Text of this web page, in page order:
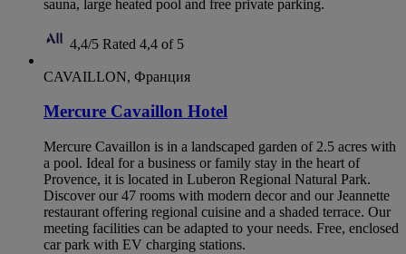
sauna, large heated pool and free private parking.
4,4/5 Rated 4,4 of 5
CAVAILLON, Франция
Mercure Cavaillon Hotel
Mercure Cavaillon is in a landscaped garden of 2.5 acres with
a pool. Ideal for a business or family stay in the heart of
Provence, it is located in Luberon Regional Natural Park.
Discover our 47 rooms with modern decor and our Jeannette
restaurant offering regional cuisine and a shaded terrace. Our
meeting facilities can be adapted to your needs. Free, enclosed
car park with EV charging stations.